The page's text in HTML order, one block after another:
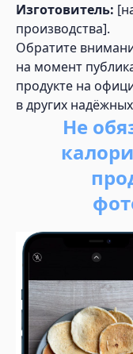
Изготовитель:
производства].
Обратите
на момент
продукте на
в других
Не